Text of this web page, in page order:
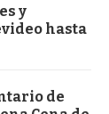
y
hasta
de